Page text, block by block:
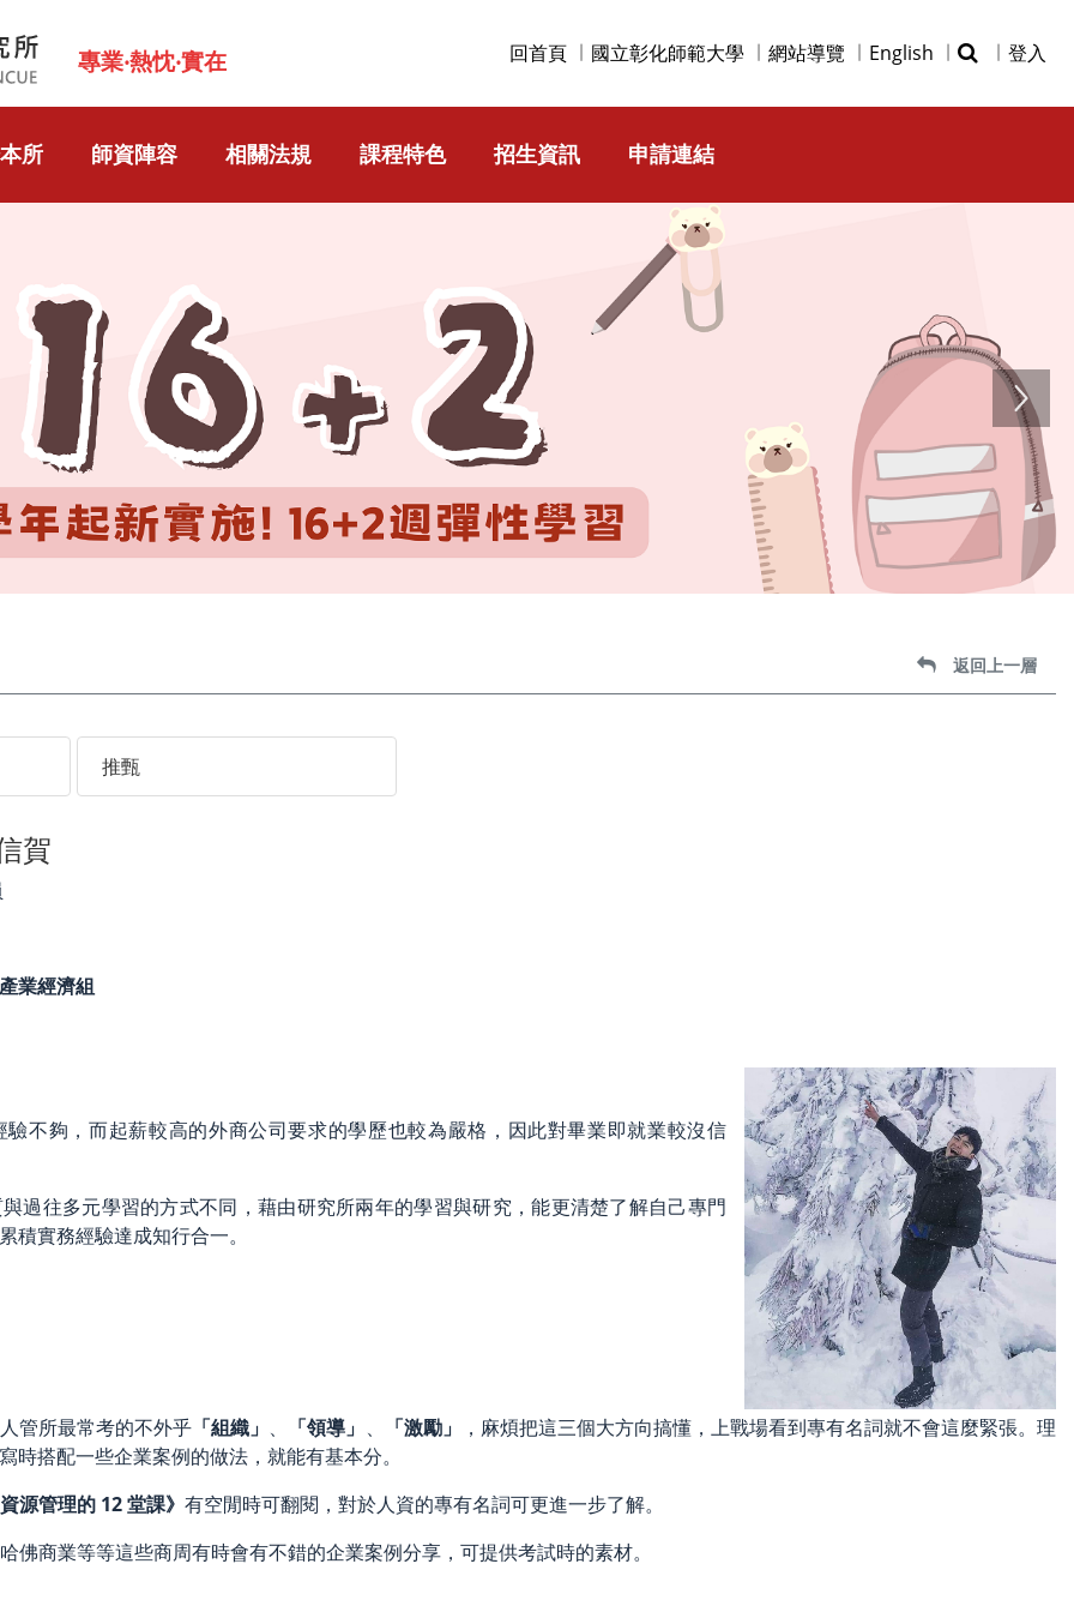
專業‧熱忱‧實在 回首頁 國立彰化師範大學 網站導覽 English 登入
所 師資陣容 相關法規 課程特色 招生資訊 申請連結
Next
返回上一層
推甄
賀
業經濟組
不夠，而起薪較高的外商公司要求的學歷也較為嚴格，因此對畢業即就業較沒信
過往多元學習的方式不同，藉由研究所兩年的學習與研究，能更清楚了解自己專門
積實務經驗達成知行合一。
人管所最常考的不外乎 「組織」 、 「領導」 、 「激勵」
，麻煩把這三個大方向搞懂，上戰場看到專有名詞就不會這麼緊張。理
時搭配一些企業案例的做法，就能有基本分。
源管理的 12 堂課》 有空閒時可翻閱，對於人資的專有名詞可更進一步了解。
佛商業等等這些商周有時會有不錯的企業案例分享，可提供考試時的素材。